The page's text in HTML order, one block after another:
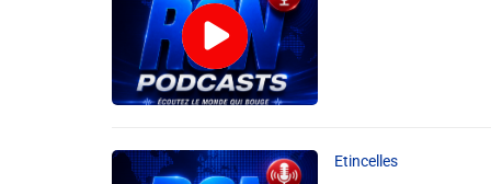
Shabbat Project
Etincelles